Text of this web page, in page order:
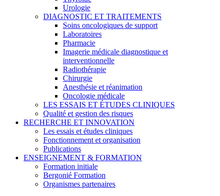
Urologie
DIAGNOSTIC ET TRAITEMENTS
Soins oncologiques de support
Laboratoires
Pharmacie
Imagerie médicale diagnostique et
interventionnelle
Radiothérapie
Chirurgie
Anesthésie et réanimation
Oncologie médicale
LES ESSAIS ET ÉTUDES CLINIQUES
Qualité et gestion des risques
RECHERCHE ET INNOVATION
Les essais et études cliniques
Fonctionnement et organisation
Publications
ENSEIGNEMENT & FORMATION
Formation initiale
Bergonié Formation
Organismes partenaires